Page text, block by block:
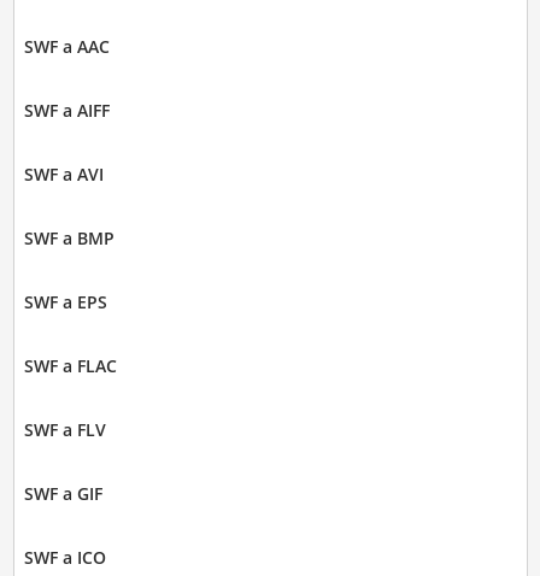
SWF a AAC
SWF a AIFF
SWF a AVI
SWF a BMP
SWF a EPS
SWF a FLAC
SWF a FLV
SWF a GIF
SWF a ICO